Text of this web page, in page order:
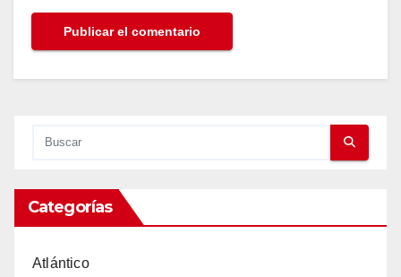
Categorías
Atlántico